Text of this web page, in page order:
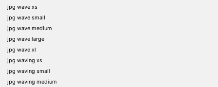
jpg wave xs
jpg wave small
jpg wave medium
jpg wave large
jpg wave xl
jpg waving xs
jpg waving small
jpg waving medium